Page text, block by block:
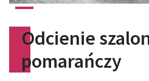
Odcienie
pomarańczy